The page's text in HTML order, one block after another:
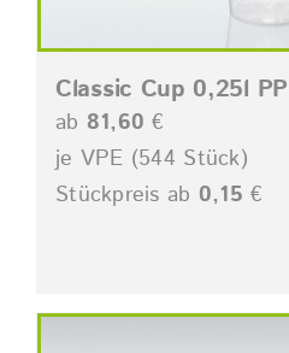
Classic Cup 0,25l PP
ab 81,60 €
je VPE (544 Stück)
Stückpreis ab 0,15 €